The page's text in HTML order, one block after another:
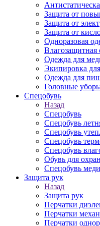
Защита от
Защита от
Защита от
Одноразовая
Влагозащитная
Одежда для
Экипировка
Одежда для
Головные
Спецобувь
Назад
Спецобувь
Спецобувь
Спецобувь
Спецобувь
Спецобувь
Обувь для
Спецобувь
Защита рук
Назад
Защита рук
Перчатки
Перчатки
Перчатки